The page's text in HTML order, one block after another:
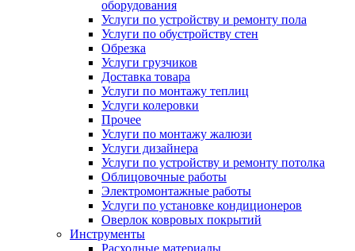
оборудования
Услуги по устройству и ремонту пола
Услуги по обустройству стен
Обрезка
Услуги грузчиков
Доставка товара
Услуги по монтажу теплиц
Услуги колеровки
Прочее
Услуги по монтажу жалюзи
Услуги дизайнера
Услуги по устройству и ремонту потолка
Облицовочные работы
Электромонтажные работы
Услуги по установке кондиционеров
Оверлок ковровых покрытий
Инструменты
Расходные материалы